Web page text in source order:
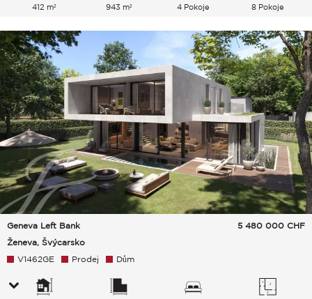
412 m² 943 m² 4 Pokoje 8 Pokoje
Geneva Left Bank
Ženeva, Švýcarsko
5 480 000 CHF
V1462GE Prodej Dům